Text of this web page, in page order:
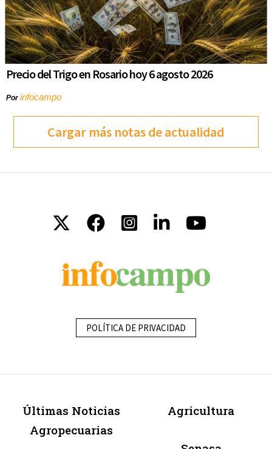
Precio del Trigo en Rosario hoy 6 agosto 2026
Porinfocampo
Cargar más notas de actualidad
POLÍTICA DE PRIVACIDAD
Últimas Noticias
Agropecuarias
Agricultura